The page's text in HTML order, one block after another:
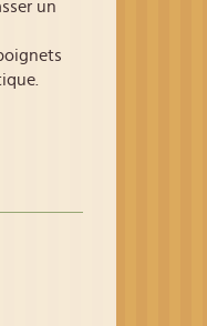
un